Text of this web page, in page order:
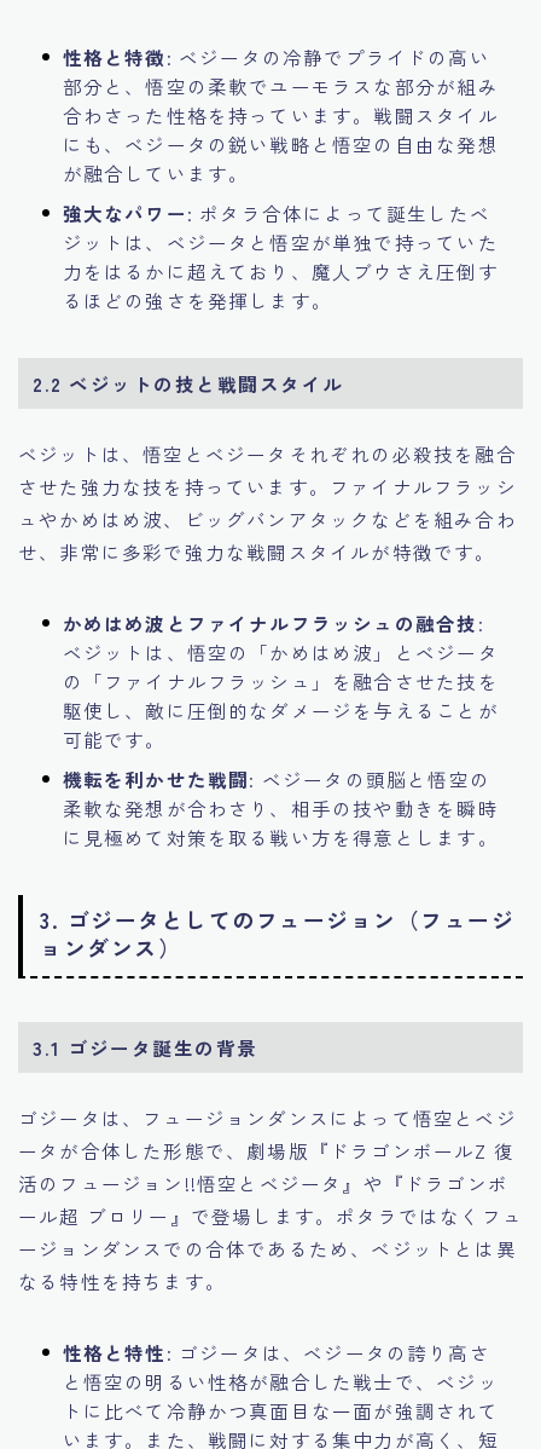
性格と特徴: ベジータの冷静でプライドの高い
部分と、悟空の柔軟でユーモラスな部分が組み
合わさった性格を持っています。戦闘スタイル
にも、ベジータの鋭い戦略と悟空の自由な発想
が融合しています。
強大なパワー: ポタラ合体によって誕生したベ
ジットは、ベジータと悟空が単独で持っていた
力をはるかに超えており、魔人ブウさえ圧倒す
るほどの強さを発揮します。
2.2 ベジットの技と戦闘スタイル
ベジットは、悟空とベジータそれぞれの必殺技を融合
させた強力な技を持っています。ファイナルフラッシ
ュやかめはめ波、ビッグバンアタックなどを組み合わ
せ、非常に多彩で強力な戦闘スタイルが特徴です。
かめはめ波とファイナルフラッシュの融合技:
ベジットは、悟空の「かめはめ波」とベジータ
の「ファイナルフラッシュ」を融合させた技を
駆使し、敵に圧倒的なダメージを与えることが
可能です。
機転を利かせた戦闘: ベジータの頭脳と悟空の
柔軟な発想が合わさり、相手の技や動きを瞬時
に見極めて対策を取る戦い方を得意とします。
3. ゴジータとしてのフュージョン（フュージ
ョンダンス）
3.1 ゴジータ誕生の背景
ゴジータは、フュージョンダンスによって悟空とベジ
ータが合体した形態で、劇場版『ドラゴンボールZ 復
活のフュージョン!!悟空とベジータ』や『ドラゴンボ
ール超 ブロリー』で登場します。ポタラではなくフュ
ージョンダンスでの合体であるため、ベジットとは異
なる特性を持ちます。
性格と特性: ゴジータは、ベジータの誇り高さ
と悟空の明るい性格が融合した戦士で、ベジッ
トに比べて冷静かつ真面目な一面が強調されて
います。また、戦闘に対する集中力が高く、短